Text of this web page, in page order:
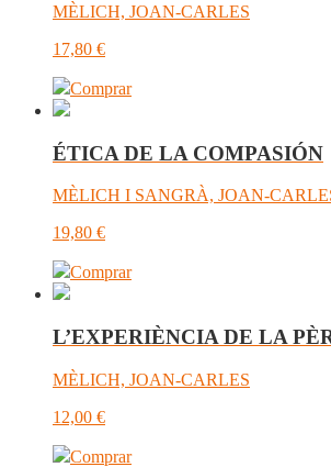
MÈLICH, JOAN-CARLES
17,80 €
Comprar
ÉTICA DE LA COMPASIÓN
MÈLICH I SANGRÀ, JOAN-
19,80 €
Comprar
L’EXPERIÈNCIA DE LA
MÈLICH, JOAN-CARLES
12,00 €
Comprar